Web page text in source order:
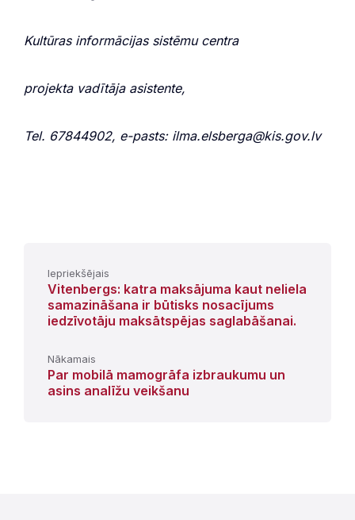
Kultūras informācijas sistēmu centra
projekta vadītāja asistente,
Tel. 67844902, e-pasts: ilma.elsberga@kis.gov.lv
Iepriekšējais
Vitenbergs: katra maksājuma kaut neliela
samazināšana ir būtisks nosacījums
iedzīvotāju maksātspējas saglabāšanai.
Nākamais
Par mobilā mamogrāfa izbraukumu un
asins analīžu veikšanu